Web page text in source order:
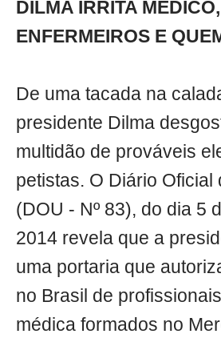
DILMA IRRITA MÉDICO,
ENFERMEIROS E
De uma tacada na
presidente Dilma
multidão de prováveis
petistas. O Diário Oficial
(DOU - Nº 83), do dia 5
2014 revela que a
uma portaria que
no Brasil de
médica formados no